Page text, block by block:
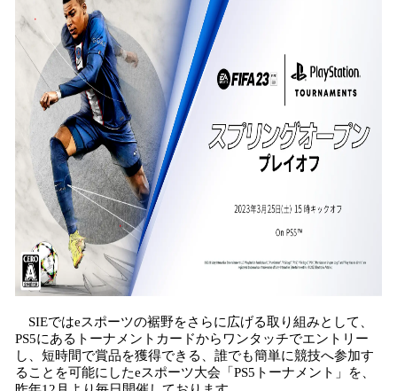
SIEではeスポーツの裾野をさらに広げる取り組みとして、
PS5にあるトーナメントカードからワンタッチでエントリー
し、短時間で賞品を獲得できる、誰でも簡単に競技へ参加す
ることを可能にしたeスポーツ大会「PS5トーナメント」を、